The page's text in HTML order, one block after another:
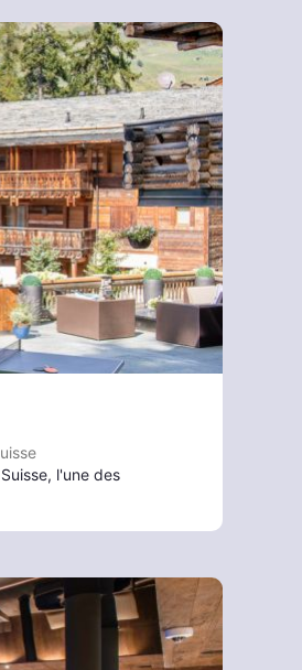
l'une des